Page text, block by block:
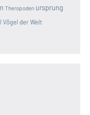
Theropoden ursprung
Vögel der Welt